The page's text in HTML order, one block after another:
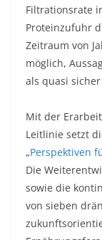
Filtrationsrate
Proteinzufuhr
Zeitraum von
möglich,
als quasi
Mit der
Leitlinie setzt
„Perspektiven
Die
sowie die
von sieben